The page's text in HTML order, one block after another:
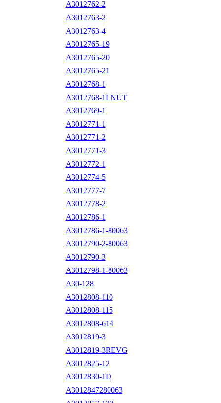
A3012762-2
A3012763-2
A3012763-4
A3012765-19
A3012765-20
A3012765-21
A3012768-1
A3012768-1LNUT
A3012769-1
A3012771-1
A3012771-2
A3012771-3
A3012772-1
A3012774-5
A3012777-7
A3012778-2
A3012786-1
A3012786-1-80063
A3012790-2-80063
A3012790-3
A3012798-1-80063
A30-128
A3012808-110
A3012808-115
A3012808-614
A3012819-3
A3012819-3REVG
A3012825-12
A3012830-1D
A3012847280063